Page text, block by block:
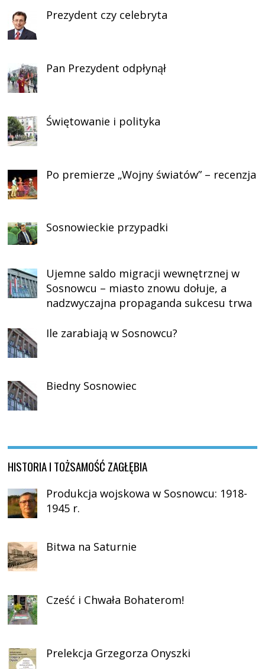
Prezydent czy celebryta
Pan Prezydent odpłynął
Świętowanie i polityka
Po premierze „Wojny światów” – recenzja
Sosnowieckie przypadki
Ujemne saldo migracji wewnętrznej w
Sosnowcu – miasto znowu dołuje, a
nadzwyczajna propaganda sukcesu trwa
Ile zarabiają w Sosnowcu?
Biedny Sosnowiec
HISTORIA I TOŻSAMOŚĆ ZAGŁĘBIA
Produkcja wojskowa w Sosnowcu: 1918-
1945 r.
Bitwa na Saturnie
Cześć i Chwała Bohaterom!
Prelekcja Grzegorza Onyszki